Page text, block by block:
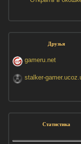
Друзья
gameru.net
stalker-
Статистика